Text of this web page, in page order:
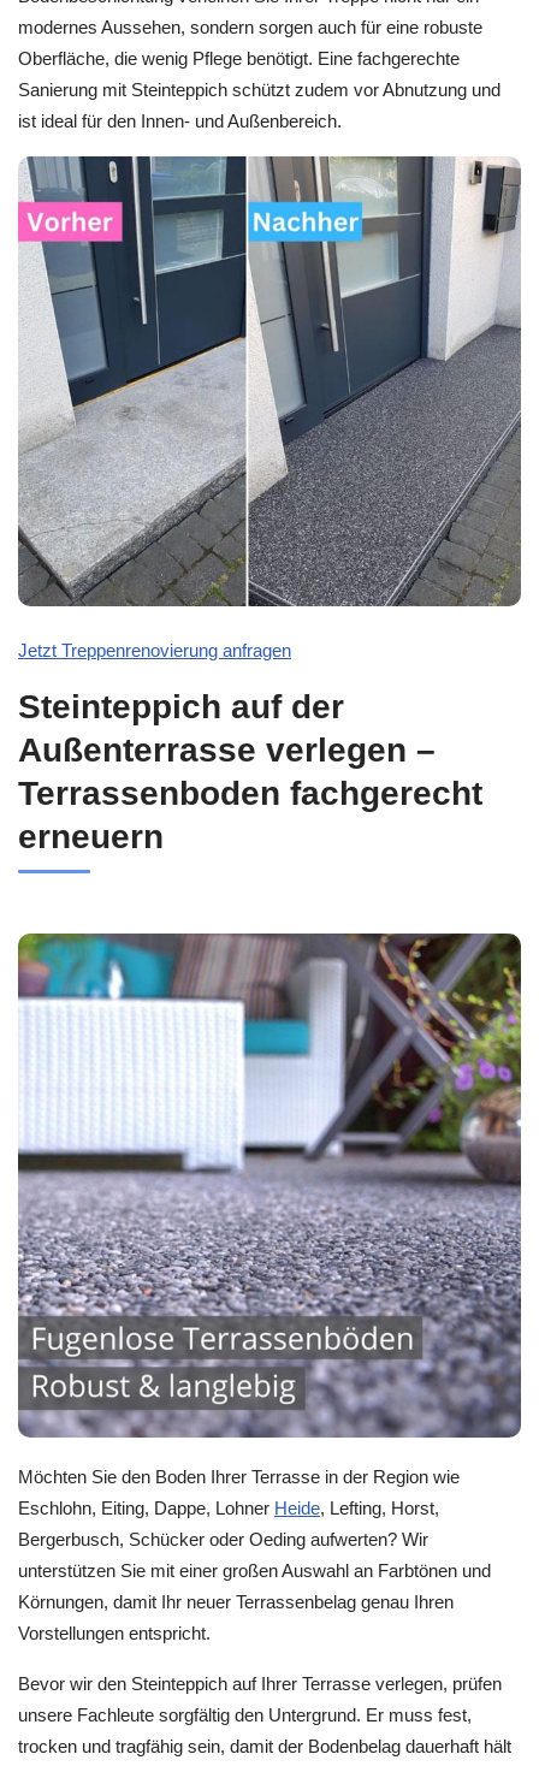
modernes Aussehen, sondern sorgen auch für eine robuste
Oberfläche, die wenig Pflege benötigt. Eine fachgerechte
Sanierung mit Steinteppich schützt zudem vor Abnutzung und
ist ideal für den Innen- und Außenbereich.
Jetzt Treppenrenovierung anfragen
Steinteppich auf der
Außenterrasse verlegen –
Terrassenboden fachgerecht
erneuern
Möchten Sie den Boden Ihrer Terrasse in der Region wie
Eschlohn, Eiting, Dappe, Lohner Heide, Lefting, Horst,
Bergerbusch, Schücker oder Oeding aufwerten? Wir
unterstützen Sie mit einer großen Auswahl an Farbtönen und
Körnungen, damit Ihr neuer Terrassenbelag genau Ihren
Vorstellungen entspricht.
Bevor wir den Steinteppich auf Ihrer Terrasse verlegen, prüfen
unsere Fachleute sorgfältig den Untergrund. Er muss fest,
trocken und tragfähig sein, damit der Bodenbelag dauerhaft hält